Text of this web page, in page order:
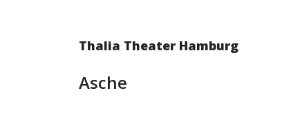
Thalia Theater Hamburg
Asche